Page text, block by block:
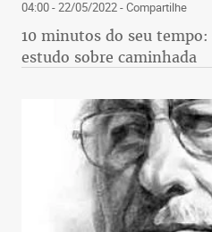
04:00 - 22/05/2022- Compartilhe
10 minutos do seu
estudo sobre caminhada